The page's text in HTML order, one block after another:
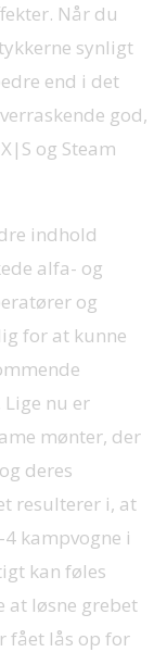
Når du
synligt
end i det
god,
og Steam
indhold
alfa- og
og
for at kunne
nu er
mønter, der
deres
resulterer i, at
kampvogne i
kan føles
at løsne grebet
fået lås op for